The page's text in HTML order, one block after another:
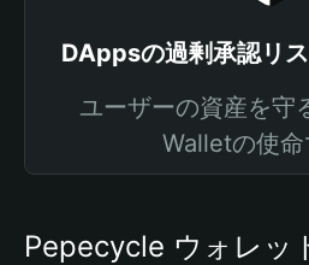
DAppsの過剰承認リ
ユーザーの資産を守
Walletの使命
Pepecycle ウォレッ